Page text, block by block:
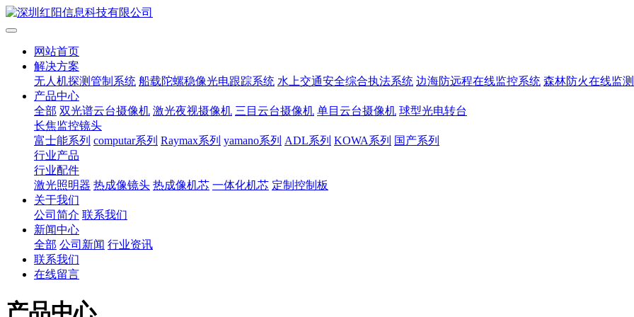
网站首页
解决方案
无人机探测管制系统 船载陀螺稳像光电跟踪系统 水上交通安全综合执法系统 边海防远程在线监控系统 森林防火在线监
产品中心
全部 双光谱云台摄像机 激光夜视摄像机 三目云台摄像机 单目云台摄像机 球型光电转台
长焦监控镜头
富士能系列 computar系列 Raymax系列 yamano系列 ADL系列 KOWA系列 国产系列
行业产品
行业配件
激光照明器 热成像镜头 热成像机芯 一体化机芯 定制控制板
关于我们
公司简介 联系我们
新闻中心
全部 公司新闻 行业资讯
联系我们
在线留言